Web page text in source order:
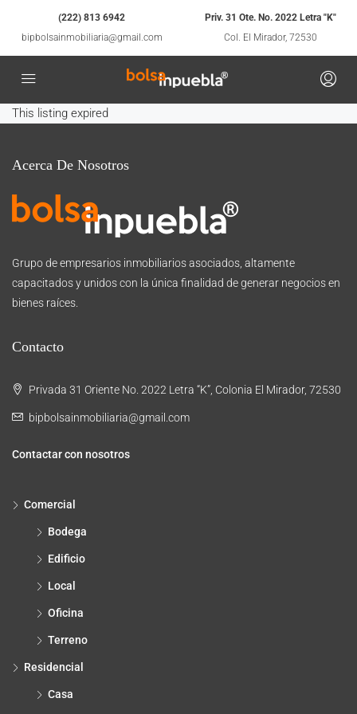
(222) 813 6942
bipbolsainmobiliaria@gmail.com
Priv. 31 Ote. No. 2022 Letra "K"
Col. El Mirador, 72530
This listing expired
Acerca De Nosotros
Grupo de empresarios inmobiliarios asociados, altamente
capacitados y unidos con la única finalidad de generar negocios en
bienes raíces.
Contacto
Privada 31 Oriente No. 2022 Letra “K”, Colonia El Mirador, 72530
bipbolsainmobiliaria@gmail.com
Contactar con nosotros
Comercial
Bodega
Edificio
Local
Oficina
Terreno
Residencial
Casa